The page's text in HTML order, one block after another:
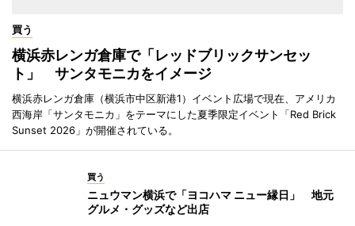
買う
横浜赤レンガ倉庫で「レッドブリックサンセッ
ト」 サンタモニカをイメージ
横浜赤レンガ倉庫（横浜市中区新港1）イベント広場で現在、アメリカ
西海岸「サンタモニカ」をテーマにした夏季限定イベント「Red Brick
Sunset 2026」が開催されている。
買う
ニュウマン横浜で「ヨコハマ ニュー縁日」 地元
グルメ・グッズなど出店